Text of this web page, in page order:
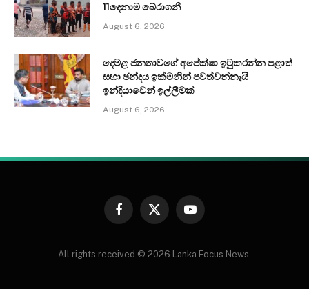
11දෙනාම බේරාගනී
August 6, 2026
දෙමළ ජනතාවගේ අපේක්ෂා ඉටුකරන්න පළාත්
සභා ඡන්දය ඉක්මනින් පවත්වන්නැයි
ඉන්දියාවෙන් ඉල්ලීමක්
August 6, 2026
Facebook
X
YouTube
All rights received © 2026 Lanka Focus News.